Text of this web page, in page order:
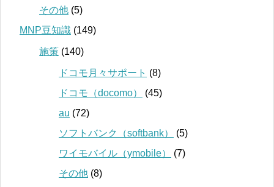
その他 (5)
MNP豆知識 (149)
施策 (140)
ドコモ月々サポート (8)
ドコモ（docomo）
(45)
au (72)
ソフトバンク（softbank）
(5)
ワイモバイル（ymobile）
(7)
その他 (8)